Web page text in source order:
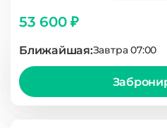
53 600 ₽
Ближайшая:Завтра 07:00